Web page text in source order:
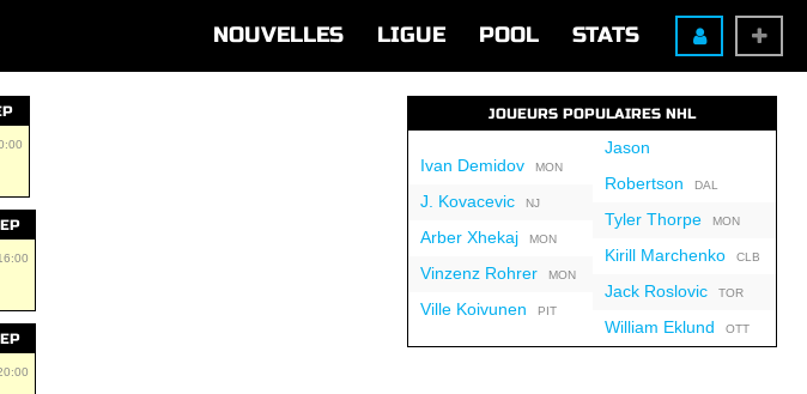
NOUVELLES LIGUE POOL STATS
JOUEURS POPULAIRES NHL
Ivan DemidovMON
J. KovacevicNJ
Arber XhekajMON
Vinzenz RohrerMON
Ville Koivunen PIT
Jason
Robertson DAL
Tyler ThorpeMON
Kirill MarchenkoCLB
Jack RoslovicTOR
William Eklund OTT